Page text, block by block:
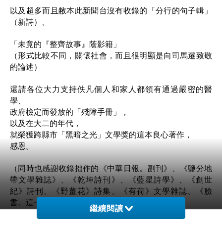
以及超多而且敝本此新聞台沒有收錄的「分行的句子輯」
（新詩）、
「未竟的『整齊故事』蔭影籍」
（形式比較不同，關懷社會，而且很明顯是向司馬遷致敬
的論述）
還請各位大力支持佚凡個人和家人都領有通過嚴密的醫
學、
政府檢定而發放的「殘障手冊」，
以及在大二的年代，
就榮獲跨縣市「黑暗之光」文學獎的這本良心著作，
感恩。
（同時也感謝收錄拙作的《中華日報。副刊》、《鹽分地
帶文學雜誌》、《乾坤詩刊》、《藍星詩學》、《創世
紀》詩刊、《野薑花》詩集、《有荷》文學雜誌、《臉
書。這一代的文學》
......及其他刊物。）
繼續閱讀